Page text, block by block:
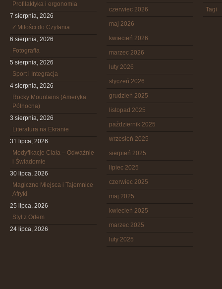
Profilaktyka i ergonomia
7 sierpnia, 2026
Z Miłości do Czytania
6 sierpnia, 2026
Fotografia
5 sierpnia, 2026
Sport i Integracja
4 sierpnia, 2026
Rocky Mountains (Ameryka
Północna)
3 sierpnia, 2026
Literatura na Ekranie
31 lipca, 2026
Modyfikacje Ciała – Odważnie
i Świadomie
30 lipca, 2026
Magiczne Miejsca i Tajemnice
Afryki
25 lipca, 2026
Styl z Orłem
24 lipca, 2026
czerwiec 2026
maj 2026
kwiecień 2026
marzec 2026
luty 2026
styczeń 2026
grudzień 2025
listopad 2025
październik 2025
wrzesień 2025
sierpień 2025
lipiec 2025
czerwiec 2025
maj 2025
kwiecień 2025
marzec 2025
luty 2025
Tagi